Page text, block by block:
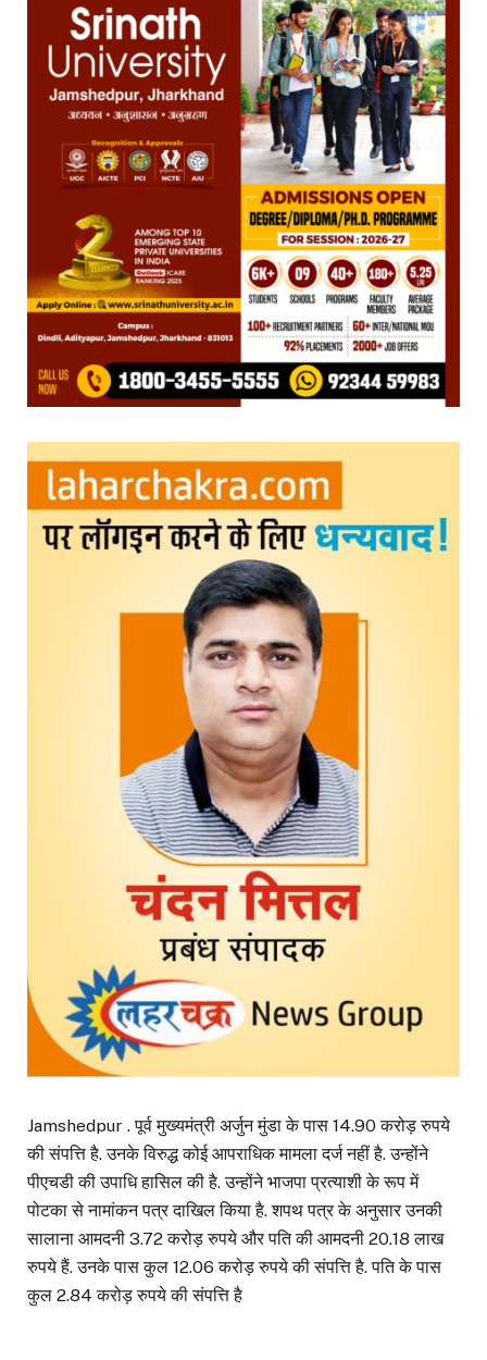
Jamshedpur . पूर्व मुख्यमंत्री अर्जुन मुंडा के पास 14.90 करोड़ रुपये
की संपत्ति है. उनके विरुद्ध कोई आपराधिक मामला दर्ज नहीं है. उन्होंने
पीएचडी की उपाधि हासिल की है. उन्होंने भाजपा प्रत्याशी के रूप में
पोटका से नामांकन पत्र दाखिल किया है. शपथ पत्र के अनुसार उनकी
सालाना आमदनी 3.72 करोड़ रुपये और पति की आमदनी 20.18 लाख
रुपये हैं. उनके पास कुल 12.06 करोड़ रुपये की संपत्ति है. पति के पास
कुल 2.84 करोड़ रुपये की संपत्ति है